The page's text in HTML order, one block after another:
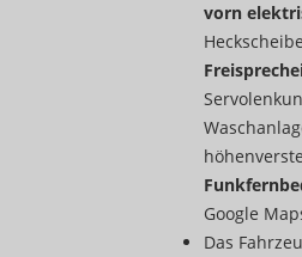
vorn
Google
Das